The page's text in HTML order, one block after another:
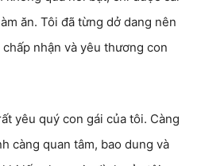
ăn. Tôi đã từng dở dang nên
nhận và yêu thương con
yêu quý con gái của tôi. Càng
càng quan tâm, bao dung và